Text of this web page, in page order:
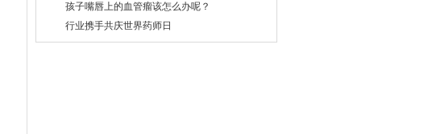
孩子嘴唇上的血管瘤该怎么办呢？
行业携手共庆世界药师日